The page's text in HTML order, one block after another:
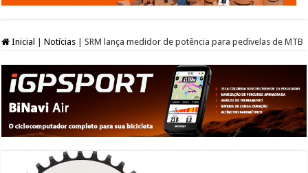
Inicial Notícias SRM lança medidor de potência para pedivelas de MTB